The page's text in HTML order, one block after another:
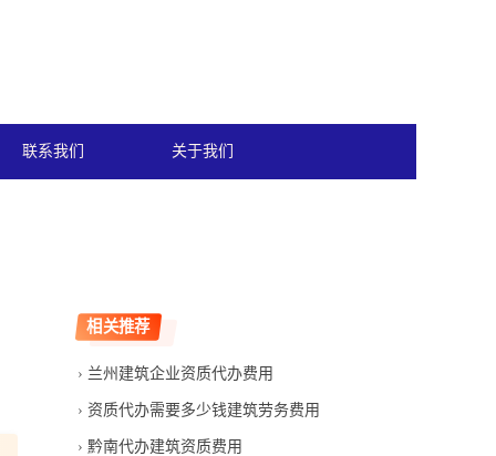
联系我们 关于我们
相关推荐
兰州建筑企业资质代办费用
资质代办需要多少钱建筑劳务费用
黔南代办建筑资质费用